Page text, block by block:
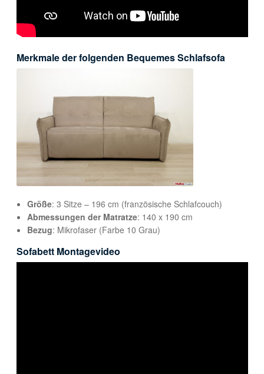
Merkmale der folgenden Bequemes Schlafsofa
Größe: 3 Sitze – 196 cm (französische Schlafcouch)
Abmessungen der Matratze: 140 x 190 cm
Bezug: Mikrofaser (Farbe 10 Grau)
Sofabett Montagevideo